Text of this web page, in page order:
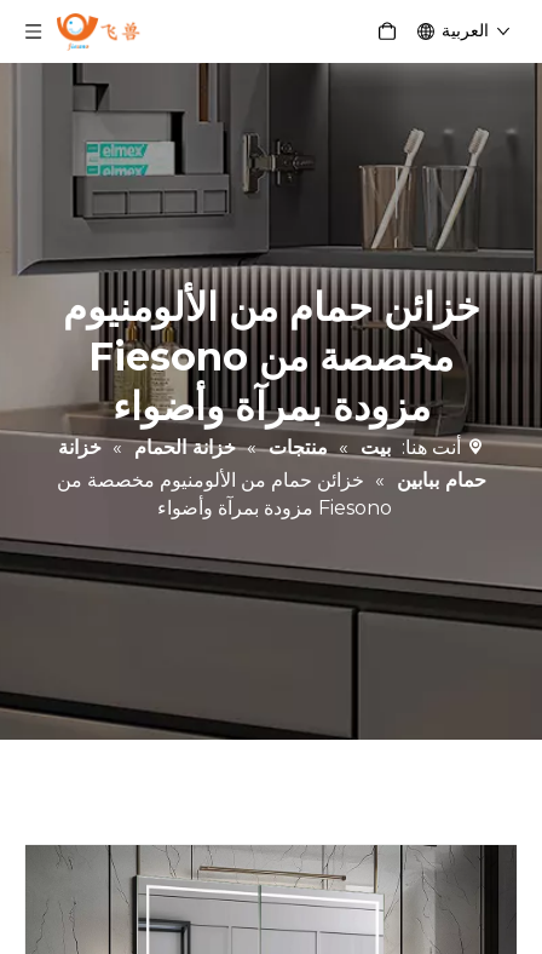
العربية
خزائن حمام من الألومنيوم
مخصصة من Fiesono
مزودة بمرآة وأضواء
أنت هنا: بيت » منتجات » خزانة الحمام » خزانة
حمام ببابين
» خزائن حمام من الألومنيوم مخصصة من
Fiesono مزودة بمرآة وأضواء